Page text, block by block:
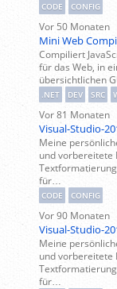
CODE CONFIG
Vor 50 Monaten
Mini Web
Compiliert
für das Web, in
übersichtlichen
.NET DEV SRC
Vor 81 Monaten
Visual-Studio-
Meine
und vorbereitete
für…
CODE CONFIG
Vor 90 Monaten
Visual-Studio-
Meine
und vorbereitete
für…